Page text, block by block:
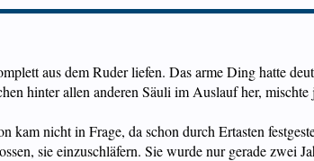
aus dem Ruder liefen. Das arme Ding hatte
hinter allen anderen Säuli im Auslauf her,
nicht in Frage, da schon durch Ertasten
sie einzuschläfern. Sie wurde nur gerade zwei